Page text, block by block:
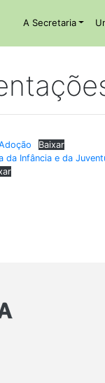
A Secretaria
Baixar
da Infância e da